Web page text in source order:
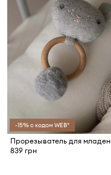
-15% с кодом WEB*
839 грн